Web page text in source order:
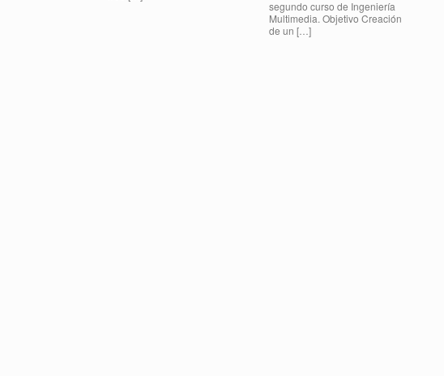
segundo curso de Ingeniería
Multimedia. Objetivo Creación
de un […]